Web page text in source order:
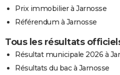
Prix immobilier à Jarnosse
Référendum à Jarnosse
Tous les résultats
Résultat municipale 2026 à
Résultats du bac à Jarnosse